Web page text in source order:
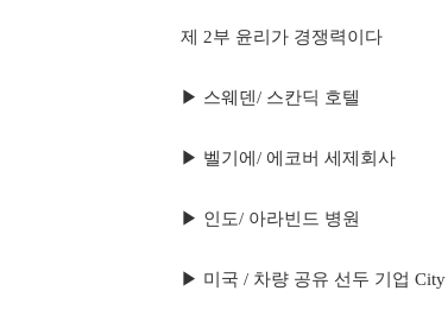
제 2부 윤리가 경쟁력이다
▶ 스웨덴/ 스칸딕 호텔
▶ 벨기에/ 에코버 세제회사
▶ 인도/ 아라빈드 병원
▶ 미국 / 차량 공유 선두 기업 City